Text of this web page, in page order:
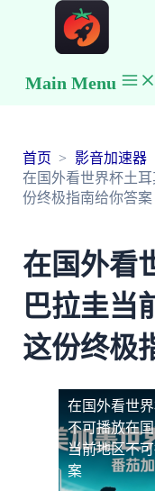
Main Menu
首页
影音加速器
在国外看世界杯土
份终极指南给你答案
在国外看
巴拉圭当
这份终极
在国外看世
不可播放在
当前地区不
案